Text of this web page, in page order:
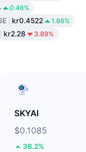
0.46%
kr0.4522 1.86%
kr2.28 3.89%
SKYAI
$0.1085
36.2%